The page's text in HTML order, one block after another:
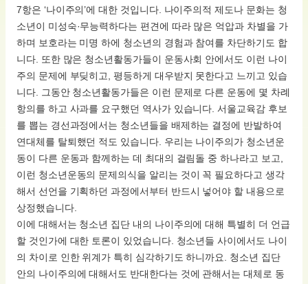
7항은 ‘나이주의’에 대한 것입니다. 나이주의적 제도나 문화는 청
소년이 미성숙·무능력하다는 편견에 따라 많은 억압과 차별을 가
하며 보호라는 미명 하에 청소년의 경험과 참여를 차단하기도 합
니다. 또한 많은 청소년활동가들이 운동사회 안에서도 이런 나이
주의 문제에 부딪히고, 평등하게 대우받지 못한다고 느끼고 있습
니다. 그동안 청소년활동가들은 이런 문제로 다른 운동에 몇 차례
항의를 하고 사과를 요구했던 역사가 있습니다. 서울교육감 후보
를 뽑는 경선과정에서는 청소년들을 배제하는 결정에 반발하여
연대체를 탈퇴했던 적도 있습니다. 우리는 나이주의가 청소년운
동이 다른 운동과 함께하는 데 최대의 걸림돌 중 하나라고 보고,
이런 청소년운동의 문제의식을 알리는 것이 꼭 필요하다고 생각
해서 선언을 기획하던 과정에서부터 반드시 넣어야 할 내용으로
상정했습니다.
이에 대해서는 청소년 집단 내의 나이주의에 대해 특별히 더 언급
할 것인가에 대한 토론이 있었습니다. 청소년들 사이에서도 나이
의 차이로 인한 위계가 특히 심각하기도 하니까요. 청소년 집단
안의 나이주의에 대해서도 반대한다는 것에 관해서는 대체로 동